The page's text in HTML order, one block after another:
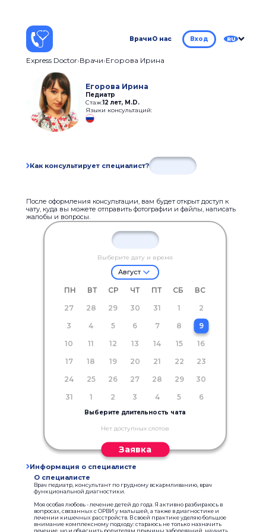
ВрачиО нас Вход RU
Express Doctor Врачи Егорова Ирина
Егорова Ирина
Педиатр
Стаж:12 лет, M.D.
Языки консультаций:
Как консультирует специалист?
После оформления консультации, вам будет открыт доступ к
чату, куда вы можете отправить фотографии и файлы, написать
жалобы и вопросы.
Выберите дату и время
Август
ПН ВТ СР ЧТ ПТ СБ
ВС
27
28 29 30 31 1
2
3
4 5 6 7 8
9
10
11 12 13 14 15
16
17
18 19 20 21 22
23
24
25 26 27 28 29
30
31
1 2 3 4 5 6
Выберите длительность чата
Нет доступных слотов
Заявка
Информация о специалисте
О специалисте
Врач педиатр, консультант по грудному вскармливанию, врач
функциональной диагностики.
Моя особая любовь - лечение детей до года. Я активно разбираюсь в
вопросах, связанных с ОРВИ у малышей, а также в диагностике и
лечении кишечных расстройств. В своей практике уделяю большое
внимание комплексному подходу: стараюсь не только назначить
лечение, но и объяснить родителям причины заболеваний, научить